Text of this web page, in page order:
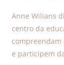
Anne Wilians
centro da
e participem